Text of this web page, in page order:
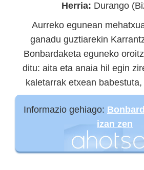
Herria: Durango
Aurreko egunean
ganadu guztiarekin
Bonbardaketa eguneko
ditu: aita eta anaia hil egin
kaletarrak etxean
Informazio gehiago:
izan zen